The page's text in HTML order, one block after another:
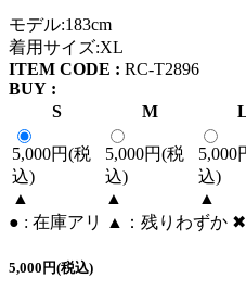
モデル:183cm
着用サイズ:XL
ITEM CODE : RC-T2896
BUY :
S
M
5,000円(税
込)
▲
5,000円(税
込)
▲
5,000
込)
▲
● : 在庫アリ ▲：残りわずか
5,000円(税込)